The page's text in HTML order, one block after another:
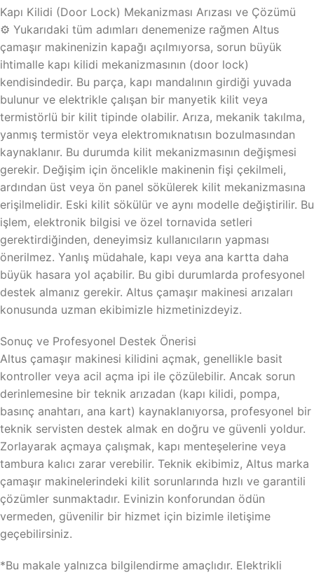
Kapı Kilidi (Door Lock) Mekanizması Arızası ve Çözümü
⚙️ Yukarıdaki tüm adımları denemenize rağmen Altus
çamaşır makinenizin kapağı açılmıyorsa, sorun büyük
ihtimalle kapı kilidi mekanizmasının (door lock)
kendisindedir. Bu parça, kapı mandalının girdiği yuvada
bulunur ve elektrikle çalışan bir manyetik kilit veya
termistörlü bir kilit tipinde olabilir. Arıza, mekanik takılma,
yanmış termistör veya elektromıknatısın bozulmasından
kaynaklanır. Bu durumda kilit mekanizmasının değişmesi
gerekir. Değişim için öncelikle makinenin fişi çekilmeli,
ardından üst veya ön panel sökülerek kilit mekanizmasına
erişilmelidir. Eski kilit sökülür ve aynı modelle değiştirilir. Bu
işlem, elektronik bilgisi ve özel tornavida setleri
gerektirdiğinden, deneyimsiz kullanıcıların yapması
önerilmez. Yanlış müdahale, kapı veya ana kartta daha
büyük hasara yol açabilir. Bu gibi durumlarda profesyonel
destek almanız gerekir. Altus çamaşır makinesi arızaları
konusunda uzman ekibimizle hizmetinizdeyiz.
Sonuç ve Profesyonel Destek Önerisi
Altus çamaşır makinesi kilidini açmak, genellikle basit
kontroller veya acil açma ipi ile çözülebilir. Ancak sorun
derinlemesine bir teknik arızadan (kapı kilidi, pompa,
basınç anahtarı, ana kart) kaynaklanıyorsa, profesyonel bir
teknik servisten destek almak en doğru ve güvenli yoldur.
Zorlayarak açmaya çalışmak, kapı menteşelerine veya
tambura kalıcı zarar verebilir. Teknik ekibimiz, Altus marka
çamaşır makinelerindeki kilit sorunlarında hızlı ve garantili
çözümler sunmaktadır. Evinizin konforundan ödün
vermeden, güvenilir bir hizmet için bizimle iletişime
geçebilirsiniz.
*Bu makale yalnızca bilgilendirme amaçlıdır. Elektrikli